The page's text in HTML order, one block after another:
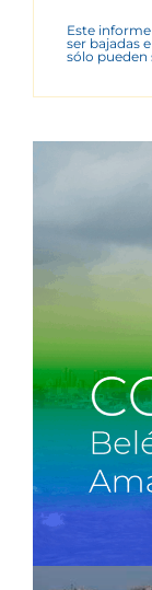
Este
ser bajadas
sólo pueden